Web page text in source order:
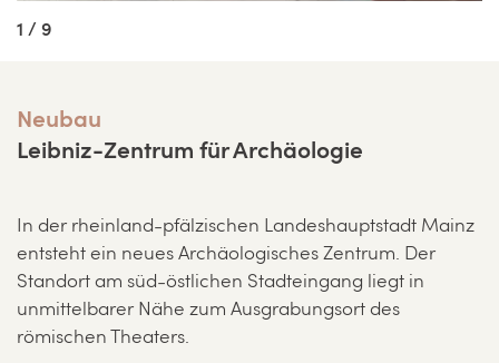
1 / 9
Neubau
Leibniz-Zentrum für Archäologie
In der rheinland-pfälzischen Landeshauptstadt Mainz
entsteht ein neues Archäologisches Zentrum. Der
Standort am süd-östlichen Stadteingang liegt in
unmittelbarer Nähe zum Ausgrabungsort des
römischen Theaters.